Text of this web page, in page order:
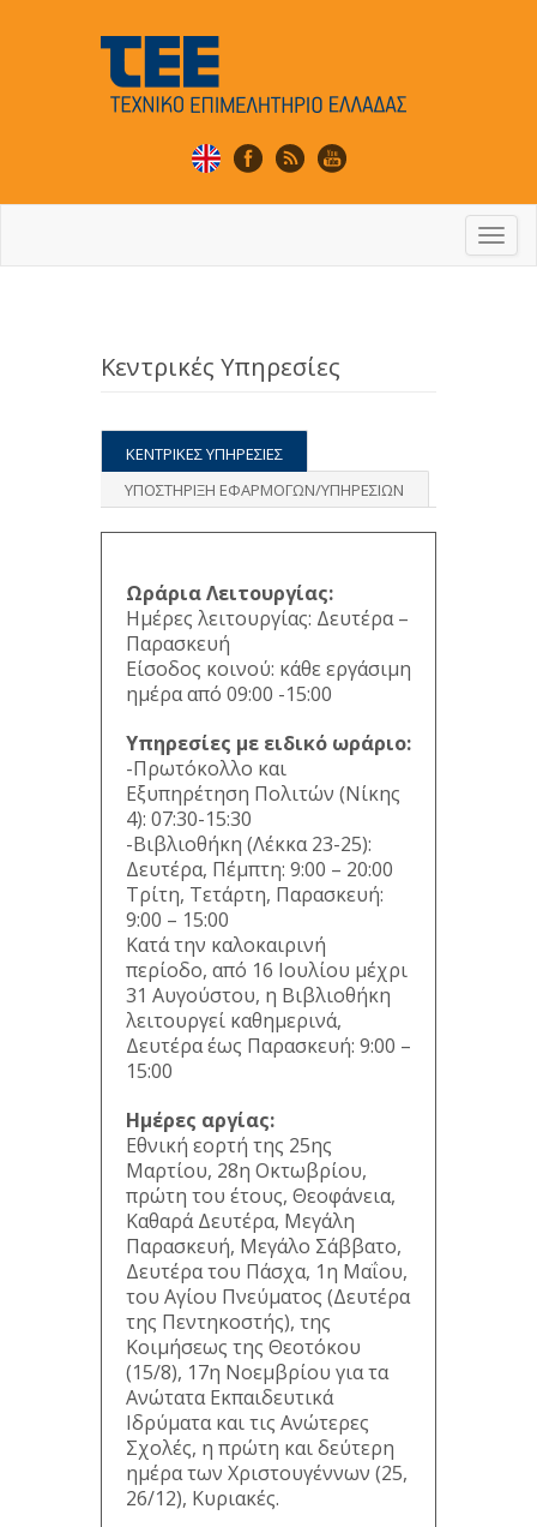
Κεντρικές Υπηρεσίες
ΚΕΝΤΡΙΚΕΣ ΥΠΗΡΕΣΙΕΣ
ΥΠΟΣΤΗΡΙΞΗ ΕΦΑΡΜΟΓΩΝ/ΥΠΗΡΕΣΙΩΝ
Ωράρια Λειτουργίας:
Ημέρες λειτουργίας: Δευτέρα –
Παρασκευή
Είσοδος κοινού: κάθε εργάσιμη
ημέρα από 09:00 -15:00
Υπηρεσίες με ειδικό ωράριο:
-Πρωτόκολλο και
Εξυπηρέτηση Πολιτών (Νίκης
4): 07:30-15:30
-Βιβλιοθήκη (Λέκκα 23-25):
Δευτέρα, Πέμπτη: 9:00 – 20:00
Τρίτη, Τετάρτη, Παρασκευή:
9:00 – 15:00
Κατά την καλοκαιρινή
περίοδο, από 16 Ιουλίου μέχρι
31 Αυγούστου, η Βιβλιοθήκη
λειτουργεί καθημερινά,
Δευτέρα έως Παρασκευή: 9:00 –
15:00
Ημέρες αργίας:
Εθνική εορτή της 25ης
Μαρτίου, 28η Οκτωβρίου,
πρώτη του έτους, Θεοφάνεια,
Καθαρά Δευτέρα, Μεγάλη
Παρασκευή, Μεγάλο Σάββατο,
Δευτέρα του Πάσχα, 1η Μαΐου,
του Αγίου Πνεύματος (Δευτέρα
της Πεντηκοστής), της
Κοιμήσεως της Θεοτόκου
(15/8), 17η Νοεμβρίου για τα
Ανώτατα Εκπαιδευτικά
Ιδρύματα και τις Ανώτερες
Σχολές, η πρώτη και δεύτερη
ημέρα των Χριστουγέννων (25,
26/12), Κυριακές.